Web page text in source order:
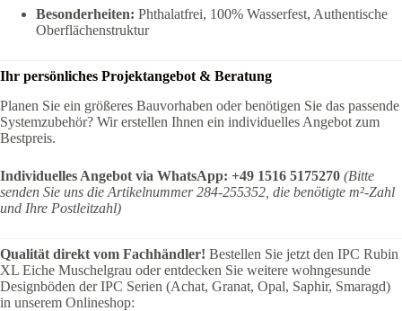
Besonderheiten: Phthalatfrei, 100% Wasserfest, Authentische
Oberflächenstruktur
Ihr persönliches Projektangebot & Beratung
Planen Sie ein größeres Bauvorhaben oder benötigen Sie das passende
Systemzubehör? Wir erstellen Ihnen ein individuelles Angebot zum
Bestpreis.
Individuelles Angebot via WhatsApp: +49 1516 5175270 (Bitte
senden Sie uns die Artikelnummer 284-255352, die benötigte m²-Zahl
und Ihre Postleitzahl)
Qualität direkt vom Fachhändler! Bestellen Sie jetzt den IPC Rubin
XL Eiche Muschelgrau oder entdecken Sie weitere wohngesunde
Designböden der IPC Serien (Achat, Granat, Opal, Saphir, Smaragd)
in unserem Onlineshop: